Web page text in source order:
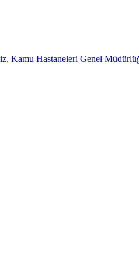
Kamu Hastaneleri Genel